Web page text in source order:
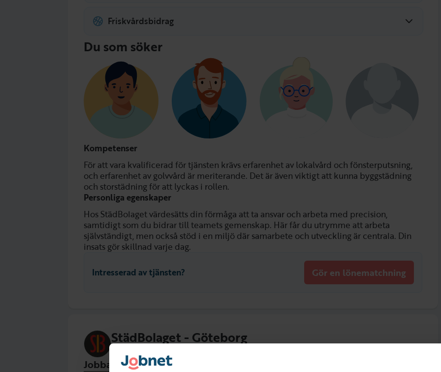
Friskvårdsbidrag
Friskvårdsbidrag på 2000 kronor.
Du som söker
Kompetenser
För att vara kvalificerad för tjänsten krävs erfarenhet av lokalvård och fönsterputsning,
och erfarenhet av golvvård är meriterande. Det är även viktigt att kunna byggstädning
och storstädning för att lyckas i rollen.
Personliga egenskaper
Hos StädBolaget värdesätts din förmåga att ta ansvar och arbeta med precision,
samtidigt som du bidrar till teamets gemenskap. Här får du utrymme att arbeta
självständigt, men också stöd i en miljö där samarbete och utveckling är centrala. Din
insats gör skillnad varje dag.
Intresserad av tjänsten? Gör en lönematchning
StädBolaget - Göteborg
Jobba på StädBolaget